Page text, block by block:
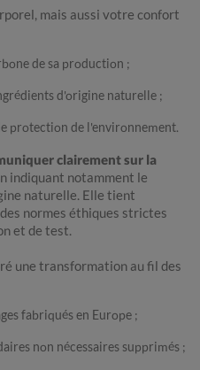
mais aussi votre confort
de sa production ;
d'origine naturelle ;
protection de l'environnement.
clairement sur la
indiquant notamment le
naturelle. Elle tient
normes éthiques strictes
et de test.
une transformation au fil des
fabriqués en Europe ;
non nécessaires supprimés ;